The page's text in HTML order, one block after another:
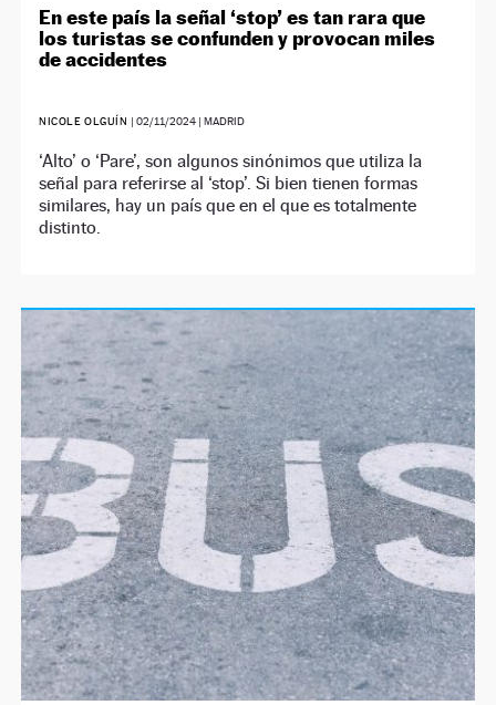
En este país la señal ‘stop’ es tan rara que
los turistas se confunden y provocan miles
de accidentes
NICOLE OLGUÍN | 02/11/2024| MADRID
‘Alto’ o ‘Pare’, son algunos sinónimos que utiliza la
señal para referirse al ‘stop’. Si bien tienen formas
similares, hay un país que en el que es totalmente
distinto.